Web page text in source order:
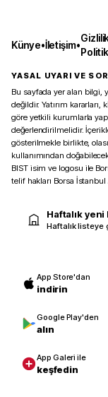
Künye•İletişim•
YASAL UYARI VE
Bu sayfada yer alan bilgi,
değildir. Yatırım
göre yetkili kurumlarla
değerlendirilmelidir.
gösterilmekle birlikte,
kullanımından
BIST isim ve logosu ile
telif hakları Borsa İstanbul
Haftalık
Haftalık listeye
App Store'dan
indirin
Google Play'den
alın
App Galeri ile
keşfedin